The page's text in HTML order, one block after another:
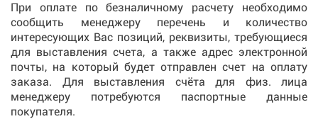
При оплате по безналичному расчету необходимо
сообщить менеджеру перечень и количество
интересующих Вас позиций, реквизиты, требующиеся
для выставления счета, а также адрес электронной
почты, на который будет отправлен счет на оплату
заказа. Для выставления счёта для физ. лица
менеджеру потребуются паспортные данные
покупателя.